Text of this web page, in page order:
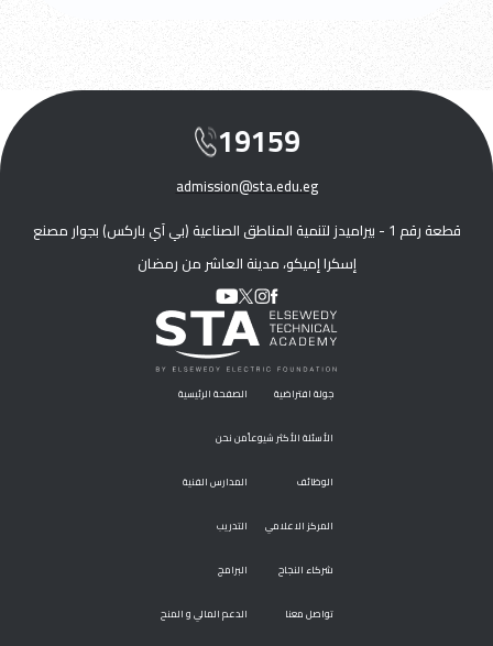
الصفحة الرئيسية
من نحن
المدارس الفنية
التدريب
البرامج
الدعم المالي و المنح
جولة افتراضية
الأسئلة الأكثر شيوعاً
الوظائف
المركز الاعلامي
شركاء النجاح
تواصل معنا
19159
admission@sta.edu.eg
قطعة رقم 1 - بيراميدز لتنمية المناطق الصناعية (بي آي باركس) بجوار مصنع
إسكرا إميكو، مدينة العاشر من رمضان